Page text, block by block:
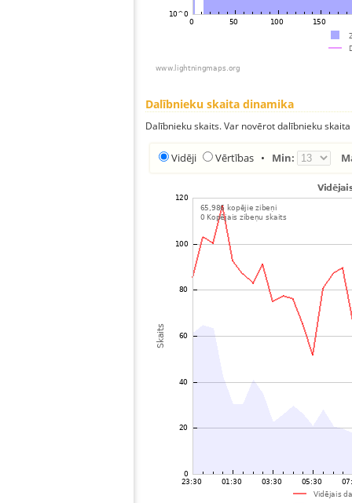
Dalībnieku skaita dinamika
Dalībnieku skaits. Var novērot dalībnieku
Vidēji Vērtības • Min: